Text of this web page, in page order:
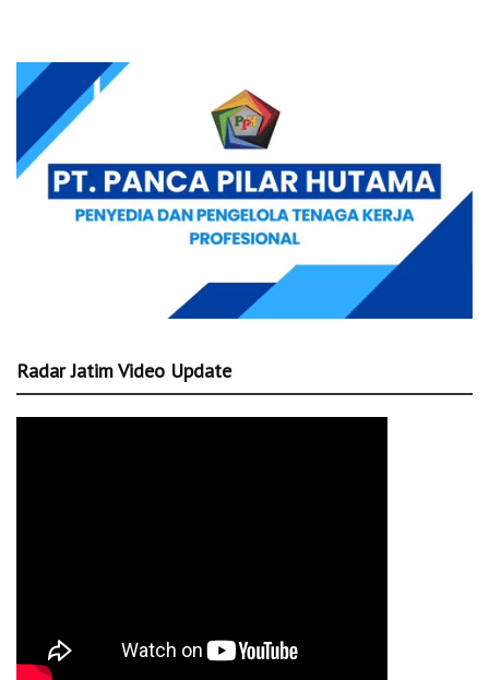
Radar Jatim Video Update